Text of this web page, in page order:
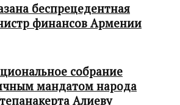
беспрецедентная
финансов Армении
собрание
мандатом народа
Алиеву